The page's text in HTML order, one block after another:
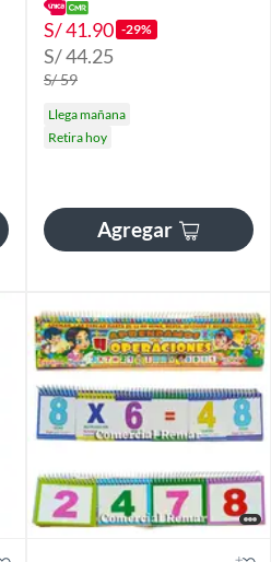
S/ 41.90 -29%
S/ 44.25
S/ 59
Llega mañana
Retira hoy
Agregar